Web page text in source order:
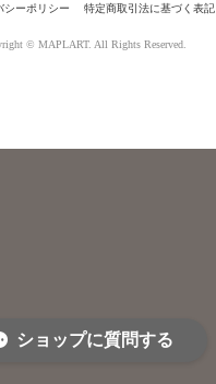
シーポリシー 特定商取引法に基づく表記
© MAPLART. All Rights Reserved.
ショップに質問する